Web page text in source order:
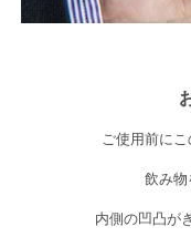
ご使用前に
飲み物
内側の凹凸が